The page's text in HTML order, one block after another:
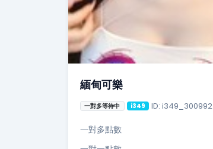
緬甸可樂
一對多等待中 i349 ID: i349_300992
一對多點數